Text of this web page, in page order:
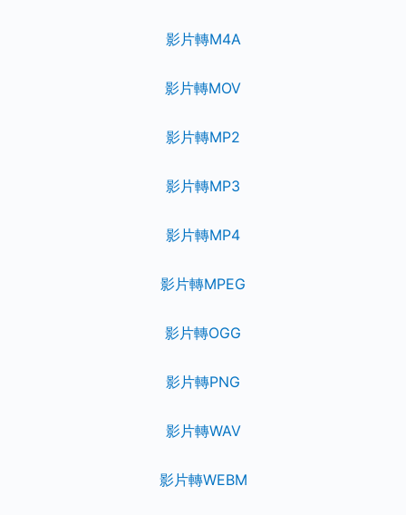
影片轉M4A
影片轉MOV
影片轉MP2
影片轉MP3
影片轉MP4
影片轉MPEG
影片轉OGG
影片轉PNG
影片轉WAV
影片轉WEBM